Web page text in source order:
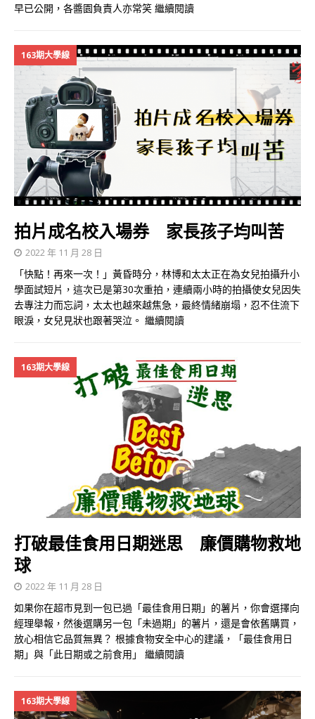
早已公開，各醬園負責人亦常笑 繼續閱讀
163期大學線
拍片成名校入場券 家長孩子均叫苦
2022 年 11 月 28 日
「快點！再來一次！」黃昏時分，林博和太太正在為女兒拍攝升小
學面試短片，這次已是第30次重拍，連續兩小時的拍攝使女兒因失
去專注力而忘詞，太太也越來越焦急，最終情緒崩塌，忍不住流下
眼淚，女兒見狀也跟著哭泣。 繼續閱讀
163期大學線
打破最佳食用日期迷思 廉價購物救地
球
2022 年 11 月 28 日
如果你在超市見到一包已過「最佳食用日期」的薯片，你會選擇向
經理舉報，然後選購另一包「未過期」的薯片，還是會依舊購買，
放心相信它品質無異？ 根據食物安全中心的建議，「最佳食用日
期」與「此日期或之前食用」 繼續閱讀
163期大學線